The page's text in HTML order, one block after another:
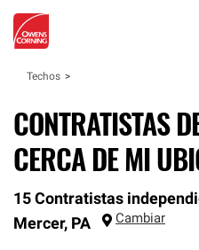
Techos
CONTRATISTAS
CERCA DE MI
15 Contratistas
Mercer, PA Cambiar